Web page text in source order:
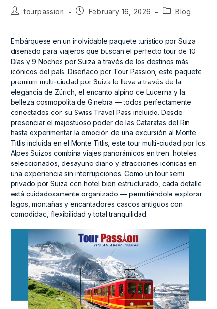
tourpassion February 16, 2026 Blog
Embárquese en un inolvidable paquete turístico por Suiza
diseñado para viajeros que buscan el perfecto tour de 10
Días y 9 Noches por Suiza a través de los destinos más
icónicos del país. Diseñado por Tour Passion, este paquete
premium multi-ciudad por Suiza lo lleva a través de la
elegancia de Zúrich, el encanto alpino de Lucerna y la
belleza cosmopolita de Ginebra — todos perfectamente
conectados con su Swiss Travel Pass incluido. Desde
presenciar el majestuoso poder de las Cataratas del Rin
hasta experimentar la emoción de una excursión al Monte
Titlis incluida en el Monte Titlis, este tour multi-ciudad por los
Alpes Suizos combina viajes panorámicos en tren, hoteles
seleccionados, desayuno diario y atracciones icónicas en
una experiencia sin interrupciones. Como un tour semi
privado por Suiza con hotel bien estructurado, cada detalle
está cuidadosamente organizado — permitiéndole explorar
lagos, montañas y encantadores cascos antiguos con
comodidad, flexibilidad y total tranquilidad.